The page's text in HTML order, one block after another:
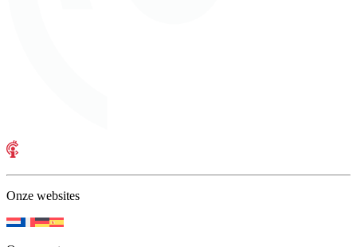
Onze websites